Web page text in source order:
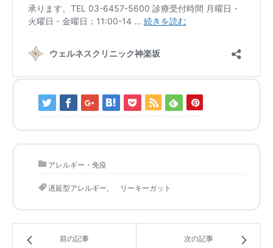
アレルギー・免疫
遅延型アレルギー, リーキーガット
前の記事 次の記事